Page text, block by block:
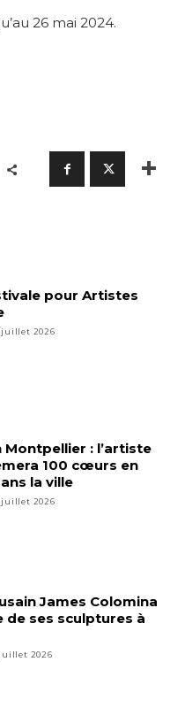
26 mai 2024.
pour Artistes
juillet 2026
Montpellier : l’artiste
100 cœurs en
la ville
juillet 2026
James Colomina
de ses sculptures à
juillet 2026